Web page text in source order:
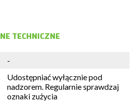
TECHNICZNE
-
Udostępniać wyłącznie pod
nadzorem. Regularnie sprawdzaj
oznaki zużycia